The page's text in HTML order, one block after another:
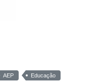
AEP
Educação